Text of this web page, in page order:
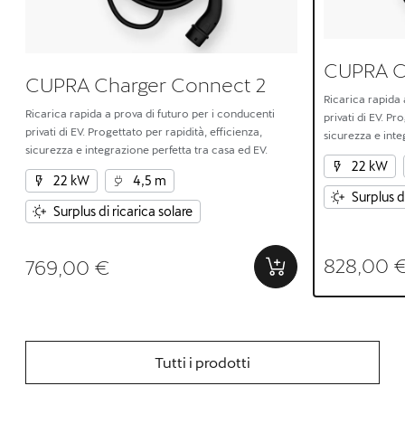
CUPRA Charger Connect 2
Ricarica rapida a prova di futuro per i conducenti
privati di EV. Progettato per rapidità, efficienza,
sicurezza e integrazione perfetta tra casa ed EV.
22 kW
4,5 m
Surplus di ricarica solare
769,00 €
CUPRA
Ricarica
privati di EV.
sicurezza e
22 kW
Surplus
828,00
Tutti i prodotti